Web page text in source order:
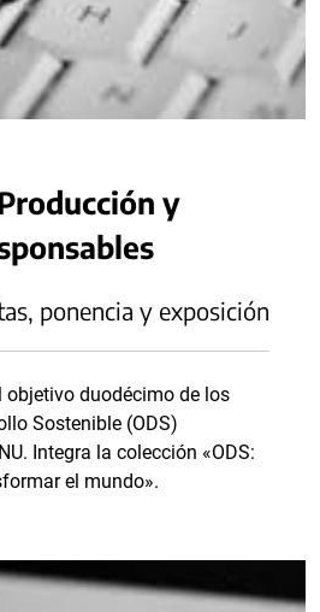
y
ponencia y exposición
objetivo duodécimo de los
Sostenible (ODS)
Integra la colección «ODS:
el mundo».